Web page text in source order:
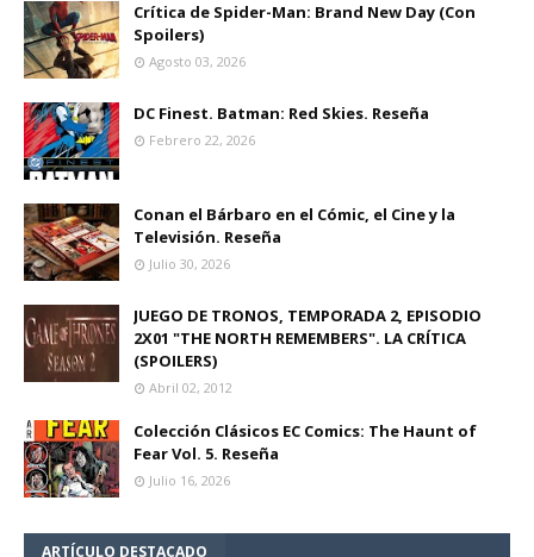
Crítica de Spider-Man: Brand New Day (Con
Spoilers)
Agosto 03, 2026
DC Finest. Batman: Red Skies. Reseña
Febrero 22, 2026
Conan el Bárbaro en el Cómic, el Cine y la
Televisión. Reseña
Julio 30, 2026
JUEGO DE TRONOS, TEMPORADA 2, EPISODIO
2X01 "THE NORTH REMEMBERS". LA CRÍTICA
(SPOILERS)
Abril 02, 2012
Colección Clásicos EC Comics: The Haunt of
Fear Vol. 5. Reseña
Julio 16, 2026
ARTÍCULO DESTACADO